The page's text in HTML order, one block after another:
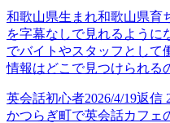
和歌山県生まれ和歌山県育
を字幕なしで見れるように
でバイトやスタッフとして
情報はどこで見つけられる
英会話初心者2026/4/19返信
かつらぎ町で英会話カフェ